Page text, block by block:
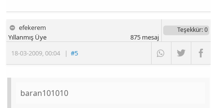
efekerem
18-03-2009,00:04 |#5
Yıllanmış Üye
Teşekkür: 0
875mesaj
baran101010